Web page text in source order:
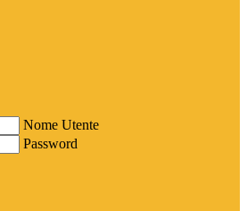
Nome Utente
Password